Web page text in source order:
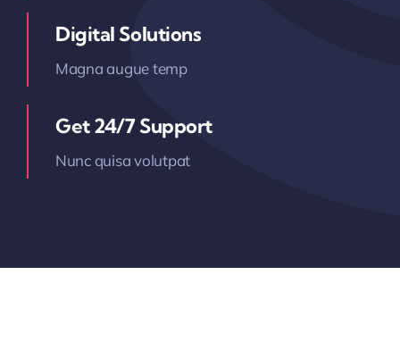
Digital Solutions
Magna augue temp
Get 24/7 Support
Nunc quisa volutpat